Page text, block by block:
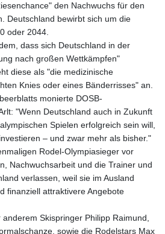
den Nachwuchs für den
Deutschland bewirbt sich um die
oder 2044.
dass sich Deutschland in der
nach großen Wettkämpfen"
diese als "die medizinische
Knies oder eines Bänderrisses" an.
monierte DOSB-
"Wenn Deutschland auch in Zukunft
Spielen erfolgreich sein will,
– und zwar mehr als bisher."
Rodel-Olympiasieger vor
Nachwuchsarbeit und die Trainer und
verlassen, weil sie im Ausland
finanziell attraktivere Angebote
Skispringer Philipp Raimund,
sowie die Rodelstars Max